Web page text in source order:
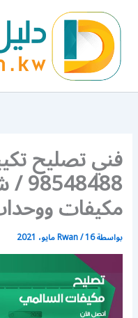
المحتوى
فني تصليح
مكيفات
بواسطة Rwan/16 مايو، 2021